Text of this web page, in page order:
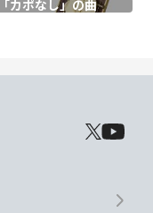
「カポなし」の曲